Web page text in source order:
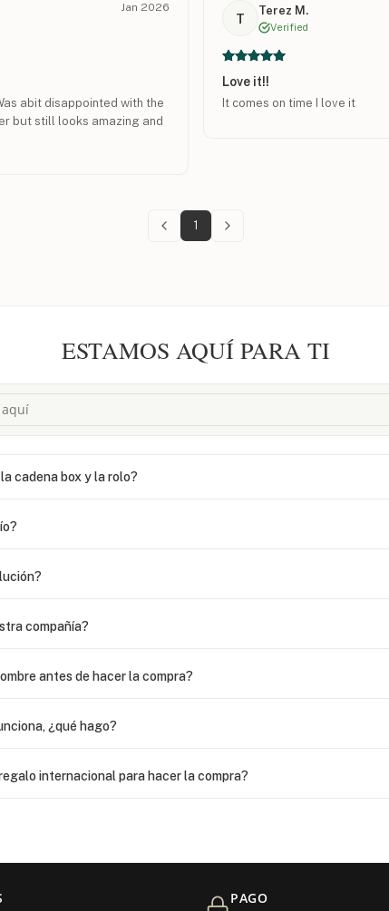
Jan 2026
abit disappointed with the
but still looks amazing and
T
Terez M.
Verified
Love it!!
It comes on time I love it
1
ESTAMOS AQUÍ PARA TI
cadena box y la rolo?
compañía?
antes de hacer la compra?
¿qué hago?
internacional para hacer la compra?
PAGO